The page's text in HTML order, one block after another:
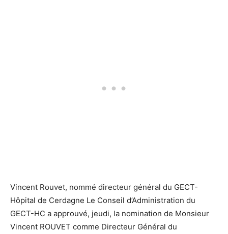
Vincent Rouvet, nommé directeur général du GECT-
Hôpital de Cerdagne Le Conseil d’Administration du
GECT-HC a approuvé, jeudi, la nomination de Monsieur
Vincent ROUVET comme Directeur Général du